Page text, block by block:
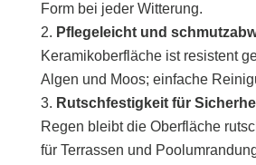
Form bei jeder Witterung.
Pflegeleicht und
Keramikoberfläche ist resistent
Algen und Moos; einfache
Rutschfestigkeit für
Regen bleibt die Oberfläche
für Terrassen und